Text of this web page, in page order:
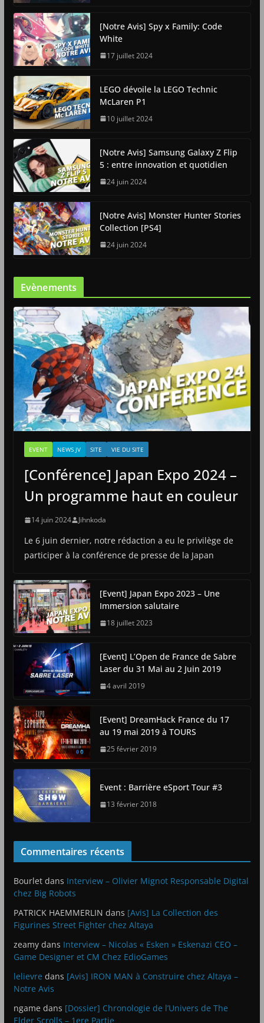
[Notre Avis] Spy x Family: Code
White
17 juillet 2024
LEGO dévoile la LEGO Technic
McLaren P1
10 juillet 2024
[Notre Avis] Samsung Galaxy Z Flip
5 : entre innovation et quotidien
24 juin 2024
[Notre Avis] Monster Hunter Stories
Collection [PS4]
24 juin 2024
Evènements
EVENT NEWS JV SITE VIE DU SITE
[Conférence] Japan Expo 2024 –
Un programme haut en couleur
14 juin 2024 Jihnkoda
Le 6 juin dernier, notre rédaction a eu le privilège de
participer à la conférence de presse de la Japan
[Event] Japan Expo 2023 – Une
Immersion salutaire
18 juillet 2023
[Event] L’Open de France de Sabre
Laser du 31 Mai au 2 Juin 2019
4 avril 2019
[Event] DreamHack France du 17
au 19 mai 2019 à TOURS
25 février 2019
Event : Barrière eSport Tour #3
13 février 2018
Commentaires récents
Bourletdans Interview – Olivier Mignot Responsable Digital
chez Big Robots
PATRICK HAEMMERLIN dans [Avis] La Collection des
Figurines Street Fighter chez Altaya
zeamydans Interview – Nicolas « Esken » Eskenazi CEO –
Game Designer et CM Chez EdioGames
lelievre dans [Avis] IRON MAN à Construire chez Altaya –
Notre Avis
ngame dans [Dossier] Chronologie de l’Univers de The
Elder Scrolls – 1ere Partie